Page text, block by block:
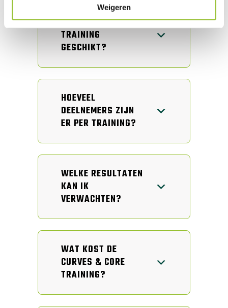
Weigeren
VOOR WIE IS DEZE
TRAINING
GESCHIKT?
HOEVEEL
DEELNEMERS ZIJN
ER PER TRAINING?
WELKE RESULTATEN
KAN IK
VERWACHTEN?
WAT KOST DE
CURVES & CORE
TRAINING?